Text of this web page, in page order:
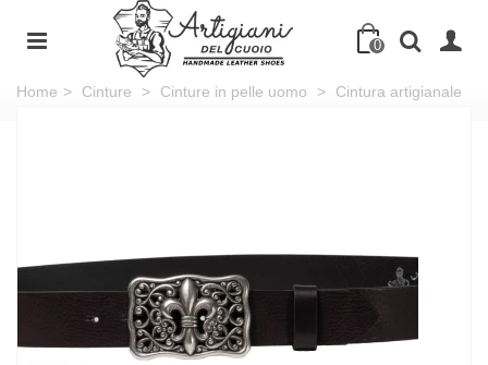
0
Home > Cinture > Cinture in pelle uomo >
Cintura artigianale